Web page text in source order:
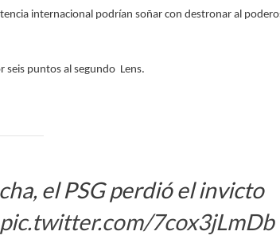
internacional podrían soñar con destronar al
seis puntos al segundo Lens.
el PSG perdió el invicto
pic.twitter.com/7cox3jLmDb